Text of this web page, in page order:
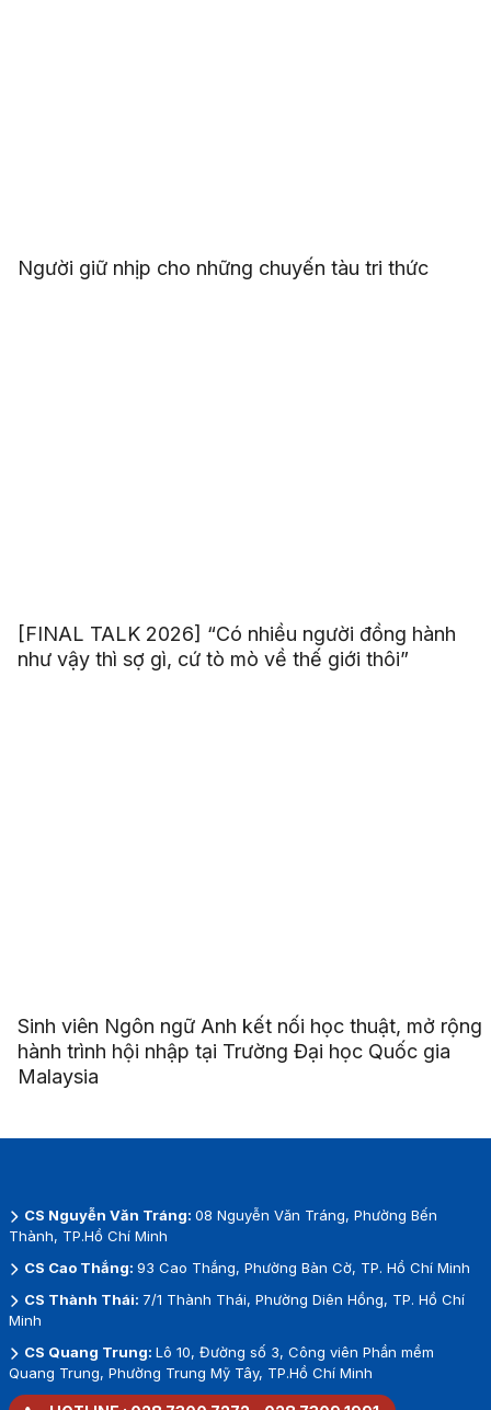
Người giữ nhịp cho những chuyến tàu tri thức
[FINAL TALK 2026] “Có nhiều người đồng hành
như vậy thì sợ gì, cứ tò mò về thế giới thôi”
Sinh viên Ngôn ngữ Anh kết nối học thuật, mở rộng
hành trình hội nhập tại Trường Đại học Quốc gia
Malaysia
CS Nguyễn Văn Tráng:
Thành, TP.Hồ Chí Minh
CS Cao Thắng:93 Cao Thắng, Phường Bàn Cờ, TP. Hồ Chí Minh